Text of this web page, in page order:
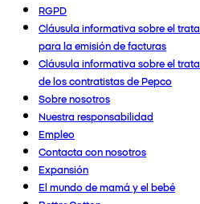
RGPD
Cláusula informativa sobre el
para la emisión de facturas
Cláusula informativa sobre el
de los contratistas de Pepco
Sobre nosotros
Nuestra responsabilidad
Empleo
Contacta con nosotros
Expansión
El mundo de mamá y el bebé